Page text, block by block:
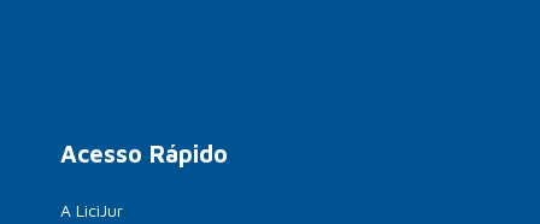
Acesso Rápido
A LiciJur